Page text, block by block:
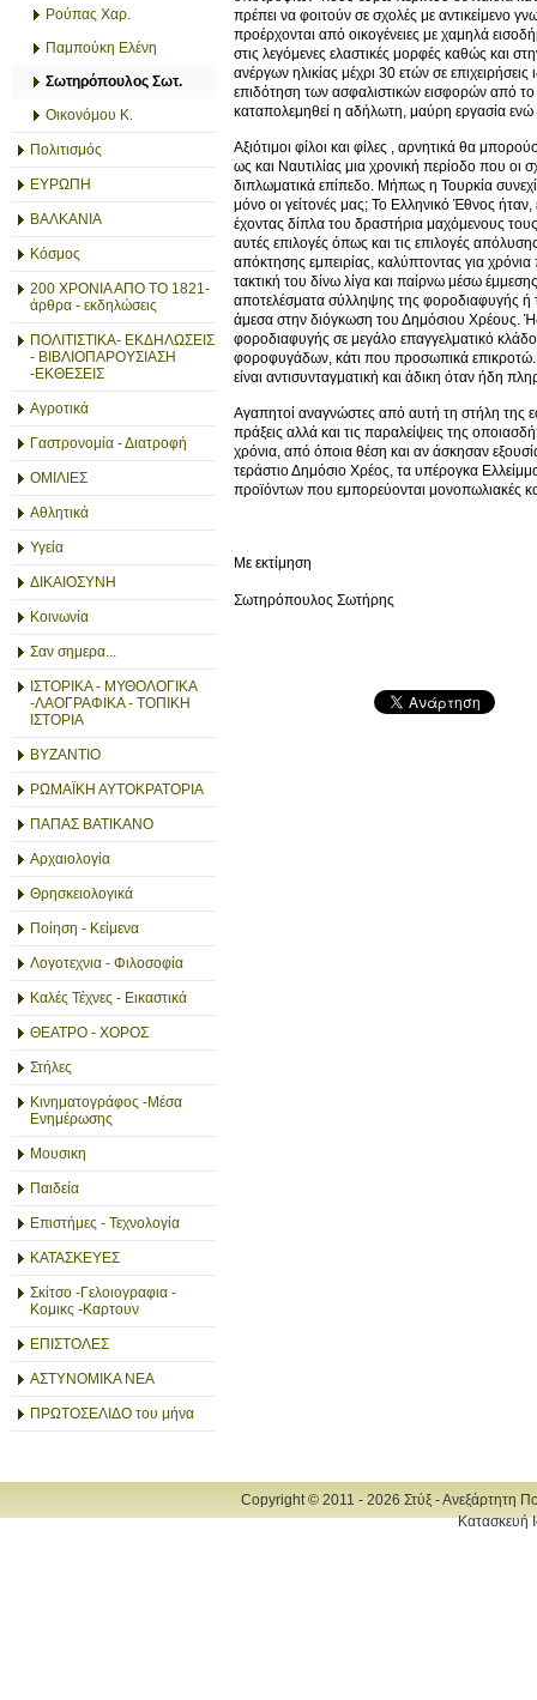
Ρούπας Χαρ.
Παμπούκη Ελένη
Σωτηρόπουλος Σωτ.
Οικονόμου Κ.
Πολιτισμός
ΕΥΡΩΠΗ
ΒΑΛΚΑΝΙΑ
Κόσμος
200 ΧΡΟΝΙΑ ΑΠΟ ΤΟ 1821-
άρθρα - εκδηλώσεις
ΠΟΛΙΤΙΣΤΙΚΑ- ΕΚΔΗΛΩΣΕΙΣ
- ΒΙΒΛΙΟΠΑΡΟΥΣΙΑΣΗ
-ΕΚΘΕΣΕΙΣ
Αγροτικά
Γαστρονομία - Διατροφή
ΟΜΙΛΙΕΣ
Αθλητικά
Υγεία
ΔΙΚΑΙΟΣΥΝΗ
Κοινωνία
Σαν σημερα...
ΙΣΤΟΡΙΚΑ - ΜΥΘΟΛΟΓΙΚΑ
-ΛΑΟΓΡΑΦΙΚΑ - ΤΟΠΙΚΗ
ΙΣΤΟΡΙΑ
ΒΥΖΑΝΤΙΟ
ΡΩΜΑΪΚΗ ΑΥΤΟΚΡΑΤΟΡΙΑ
ΠΑΠΑΣ ΒΑΤΙΚΑΝΟ
Αρχαιολογία
Θρησκειολογικά
Ποίηση - Κείμενα
Λογοτεχνια - Φιλοσοφία
Καλές Τέχνες - Εικαστικά
ΘΕΑΤΡΟ - ΧΟΡΟΣ
Στήλες
Κινηματογράφος -Μέσα
Ενημέρωσης
Μουσικη
Παιδεία
Επιστήμες - Τεχνολογία
ΚΑΤΑΣΚΕΥΕΣ
Σκίτσο -Γελοιογραφια -
Κομικς -Καρτουν
ΕΠΙΣΤΟΛΕΣ
ΑΣΤΥΝΟΜΙΚΑ ΝΕΑ
ΠΡΩΤΟΣΕΛΙΔΟ του μήνα
πρέπει να φοιτούν σε σχολές με αντικείμενο
προέρχονται από οικογένειες με χαμηλά
στις λεγόμενες ελαστικές μορφές καθώς και
ανέργων ηλικίας μέχρι 30 ετών σε
επιδότηση των ασφαλιστικών εισφορών από
καταπολεμηθεί η αδήλωτη, μαύρη εργασία ενώ
Αξιότιμοι φίλοι και φίλες , αρνητικά θα
ως και Ναυτιλίας μια χρονική περίοδο που οι
διπλωματικά επίπεδο. Μήπως η Τουρκία
μόνο οι γείτονές μας; Το Ελληνικό Έθνος ήταν,
έχοντας δίπλα του δραστήρια μαχόμενους τους
αυτές επιλογές όπως και τις επιλογές
απόκτησης εμπειρίας, καλύπτοντας για
τακτική του δίνω λίγα και παίρνω μέσω
αποτελέσματα σύλληψης της φοροδιαφυγής ή
άμεσα στην διόγκωση του Δημόσιου Χρέους.
φοροδιαφυγής σε μεγάλο επαγγελματικό
φοροφυγάδων, κάτι που προσωπικά επικροτώ.
είναι αντισυνταγματική και άδικη όταν ήδη
Αγαπητοί αναγνώστες από αυτή τη στήλη της
πράξεις αλλά και τις παραλείψεις της
χρόνια, από όποια θέση και αν άσκησαν
τεράστιο Δημόσιο Χρέος, τα υπέρογκα
προϊόντων που εμπορεύονται μονοπωλιακές
Με εκτίμηση
Σωτηρόπουλος Σωτήρης
Copyright © 2011 - 2026 Στύξ - Ανεξάρτητη
Κατασκευή